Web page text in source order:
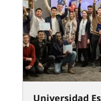
Universidad